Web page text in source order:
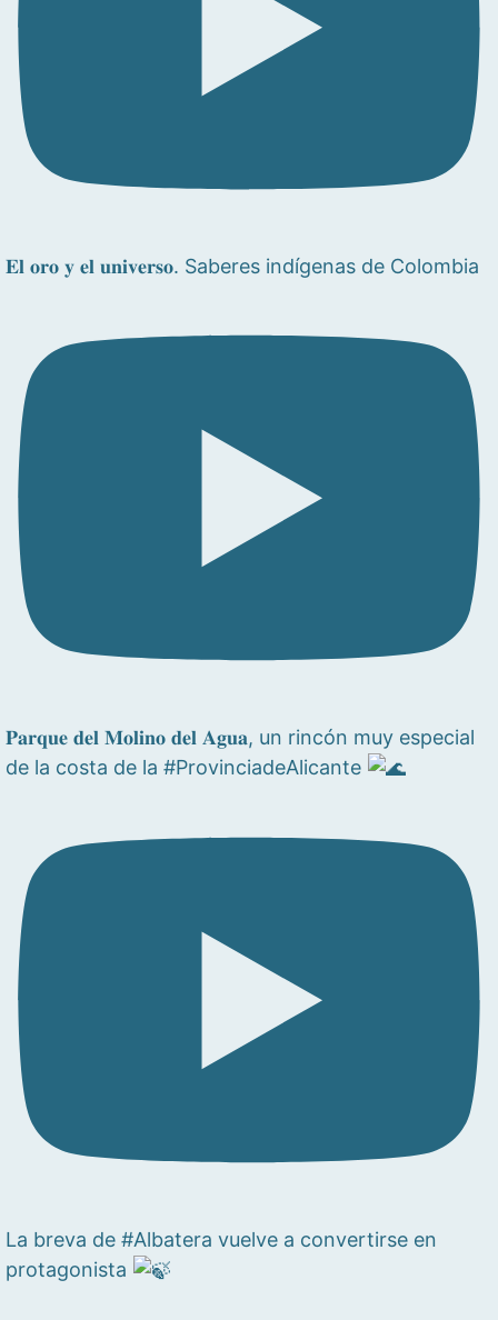
𝐄𝐥 𝐨𝐫𝐨 𝐲 𝐞𝐥 𝐮𝐧𝐢𝐯𝐞𝐫𝐬𝐨. Saberes indígenas de Colombia
𝐏𝐚𝐫𝐪𝐮𝐞 𝐝𝐞𝐥 𝐌𝐨𝐥𝐢𝐧𝐨 𝐝𝐞𝐥 𝐀𝐠𝐮𝐚, un rincón muy especial
de la costa de la #ProvinciadeAlicante
La breva de #Albatera vuelve a convertirse en
protagonista